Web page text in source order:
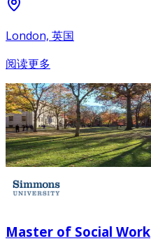
London, 英国
阅读更多
Master of Social Work